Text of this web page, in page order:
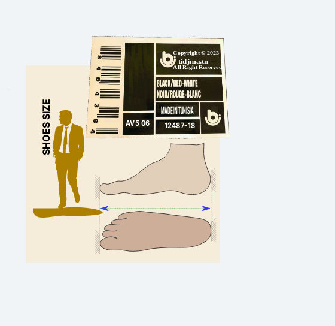
AV5 06
MADE IN TUNISIA
12487-18
Copyright © 2023
tidjma.tn
All Right Reserved
SHOES SIZE